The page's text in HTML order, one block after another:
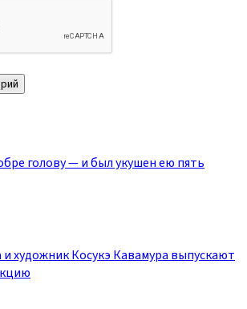
голову — и был укушен ею пять
и художник Косукэ Кавамура выпускают